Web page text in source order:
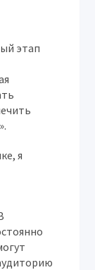
этап
я